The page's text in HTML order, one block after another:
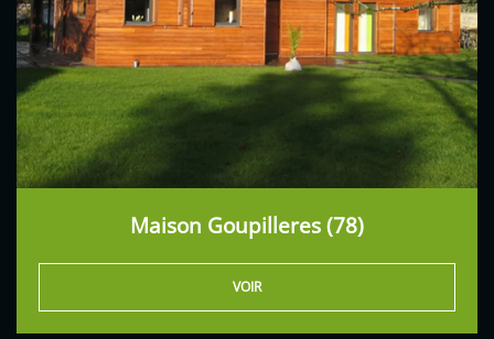
Maison Goupilleres (78)
VOIR